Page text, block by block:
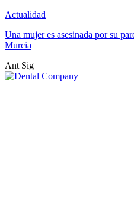
Actualidad
Una mujer es asesinada por su
Murcia
Ant Sig